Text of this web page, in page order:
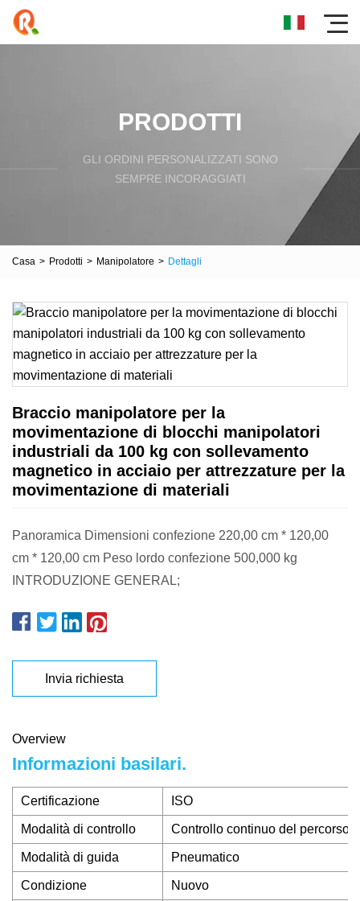
PRODOTTI
GLI ORDINI PERSONALIZZATI SONO
SEMPRE INCORAGGIATI
Casa > Prodotti > Manipolatore > Dettagli
Braccio manipolatore per la
movimentazione di blocchi manipolatori
industriali da 100 kg con sollevamento
magnetico in acciaio per attrezzature per la
movimentazione di materiali
Panoramica Dimensioni confezione 220,00 cm * 120,00
cm * 120,00 cm Peso lordo confezione 500,000 kg
INTRODUZIONE GENERAL;
Invia richiesta
Overview
Informazioni basilari.
Certificazione ISO
Modalità di controllo Controllo continuo del percorso
Modalità di guida Pneumatico
Condizione Nuovo